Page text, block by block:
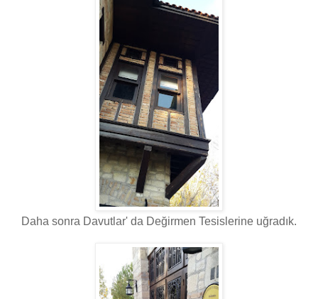
Daha sonra Davutlar' da Değirmen Tesislerine uğradık.